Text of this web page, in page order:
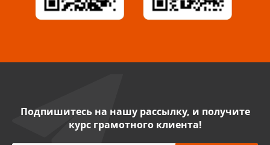
Саратов, ул. Танкистов, 37 (БЦ «Дикомп»)
Нефтекамск, ул. Ленина, 62
8 927 960 61 02
Подпишитесь на нашу рассылку, и получите
курс грамотного клиента!